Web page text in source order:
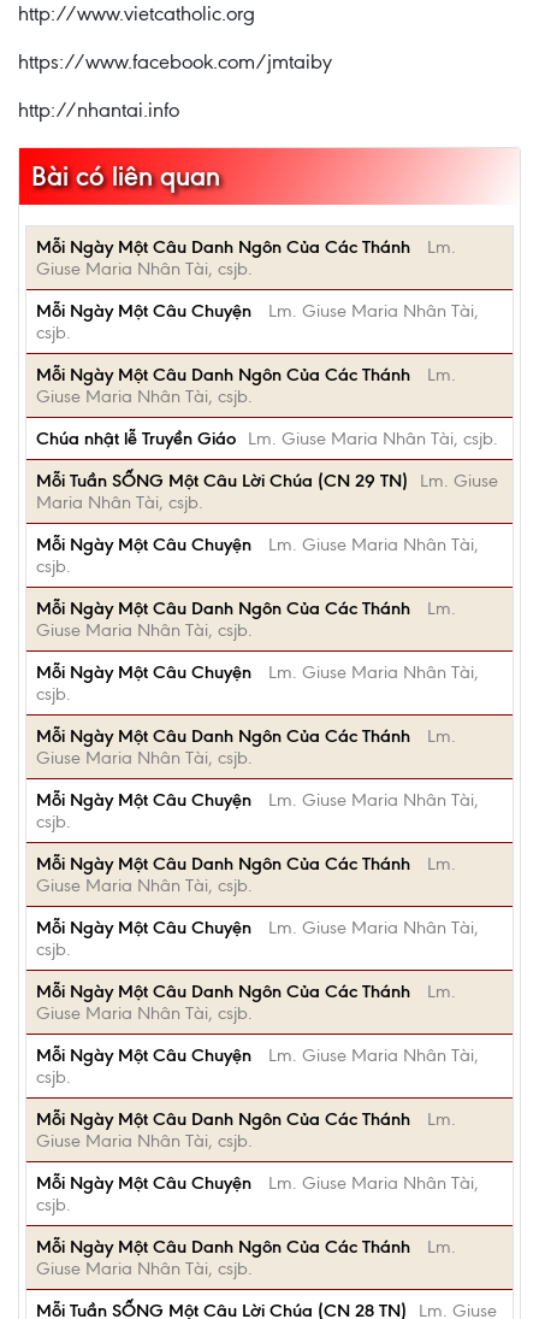
http://www.vietcatholic.org
https://www.facebook.com/jmtaiby
http://nhantai.info
Bài có liên quan
Mỗi Ngày Một Câu Danh Ngôn Của Các Thánh
Lm.
Giuse Maria Nhân Tài, csjb.
Mỗi Ngày Một Câu Chuyện
Lm. Giuse Maria Nhân Tài,
csjb.
Mỗi Ngày Một Câu Danh Ngôn Của Các Thánh
Lm.
Giuse Maria Nhân Tài, csjb.
Chúa nhật lễ Truyền Giáo
Lm. Giuse Maria Nhân Tài, csjb.
Mỗi Tuần SỐNG Một Câu Lời Chúa (CN 29 TN)
Lm. Giuse
Maria Nhân Tài, csjb.
Mỗi Ngày Một Câu Chuyện
Lm. Giuse Maria Nhân Tài,
csjb.
Mỗi Ngày Một Câu Danh Ngôn Của Các Thánh
Lm.
Giuse Maria Nhân Tài, csjb.
Mỗi Ngày Một Câu Chuyện
Lm. Giuse Maria Nhân Tài,
csjb.
Mỗi Ngày Một Câu Danh Ngôn Của Các Thánh
Lm.
Giuse Maria Nhân Tài, csjb.
Mỗi Ngày Một Câu Chuyện
Lm. Giuse Maria Nhân Tài,
csjb.
Mỗi Ngày Một Câu Danh Ngôn Của Các Thánh
Lm.
Giuse Maria Nhân Tài, csjb.
Mỗi Ngày Một Câu Chuyện
Lm. Giuse Maria Nhân Tài,
csjb.
Mỗi Ngày Một Câu Danh Ngôn Của Các Thánh
Lm.
Giuse Maria Nhân Tài, csjb.
Mỗi Ngày Một Câu Chuyện
Lm. Giuse Maria Nhân Tài,
csjb.
Mỗi Ngày Một Câu Danh Ngôn Của Các Thánh
Lm.
Giuse Maria Nhân Tài, csjb.
Mỗi Ngày Một Câu Chuyện
Lm. Giuse Maria Nhân Tài,
csjb.
Mỗi Ngày Một Câu Danh Ngôn Của Các Thánh
Lm.
Giuse Maria Nhân Tài, csjb.
Mỗi Tuần SỐNG Một Câu Lời Chúa (CN 28 TN)
Lm. Giuse